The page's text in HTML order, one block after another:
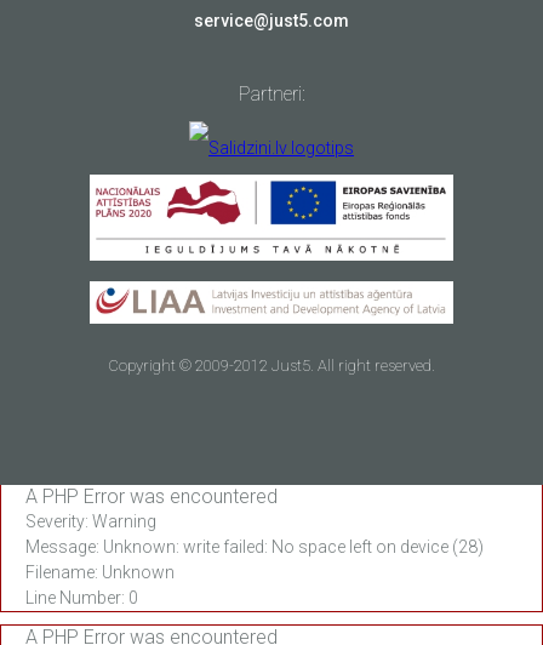
service@just5.com
Partneri:
Copyright © 2009-2012 Just5. All right reserved.
A PHP Error was encountered
Severity: Warning
Message: Unknown: write failed: No space left on device (28)
Filename: Unknown
Line Number: 0
A PHP Error was encountered